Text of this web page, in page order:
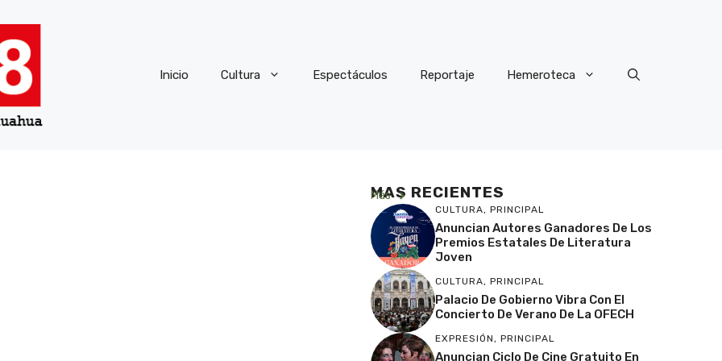
Inicio Cultura Espectáculos Reportaje Hemeroteca
MAS RECIENTES
Más
CULTURA, PRINCIPAL
Anuncian Autores Ganadores De Los
Premios Estatales De Literatura
Joven
CULTURA, PRINCIPAL
Palacio De Gobierno Vibra Con El
Concierto De Verano De La OFECH
EXPRESIÓN, PRINCIPAL
Anuncian Ciclo De Cine Gratuito En